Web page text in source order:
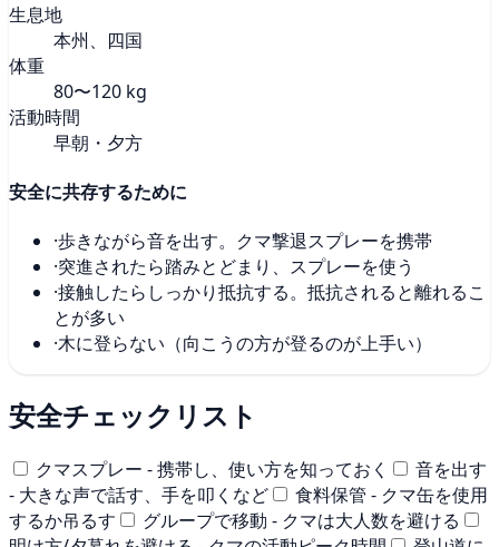
生息地
本州、四国
体重
80〜120 kg
活動時間
早朝・夕方
安全に共存するために
·歩きながら音を出す。クマ撃退スプレーを携帯
·突進されたら踏みとどまり、スプレーを使う
·接触したらしっかり抵抗する。抵抗されると離れるこ
とが多い
·木に登らない（向こうの方が登るのが上手い）
安全チェックリスト
クマスプレー - 携帯し、使い方を知っておく
音を出す
- 大きな声で話す、手を叩くなど
食料保管 - クマ缶を使用
するか吊るす
グループで移動 - クマは大人数を避ける